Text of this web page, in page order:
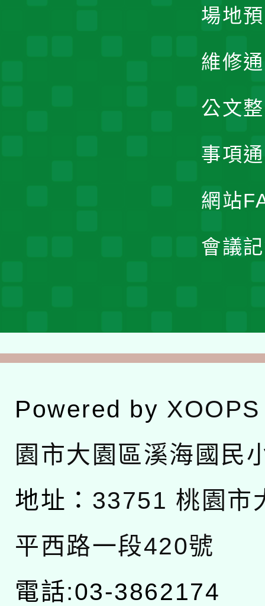
場地
維修
公文
事項
網站
會議
Powered by XOOPS
園市大園區溪海國民
地址： 33751 桃園市
平西路一段420號
電話:03-3862174